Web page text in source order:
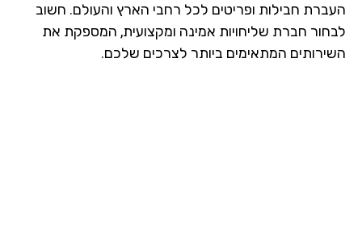
חבילות ופריטים לכל רחבי הארץ והעולם. חשוב
חברת שליחויות אמינה ומקצועית, המספקת את
המתאימים ביותר לצרכים שלכם.